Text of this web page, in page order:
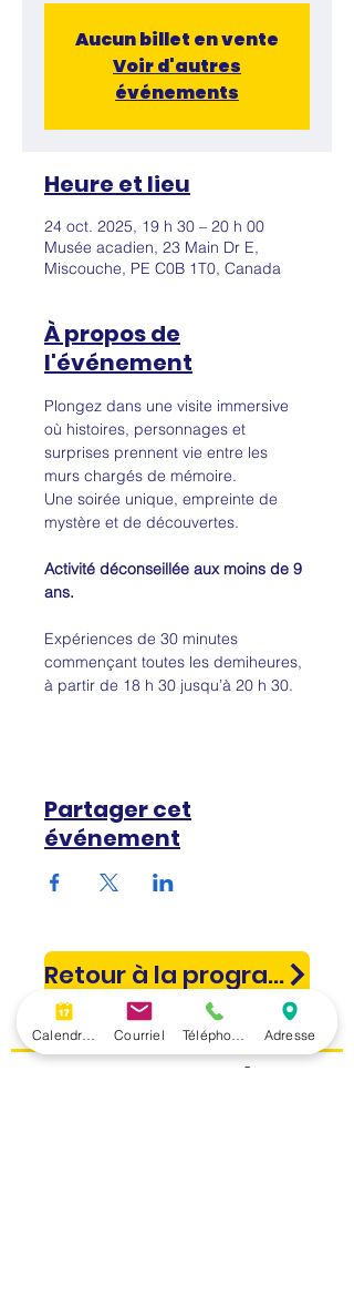
Aucun billet en vente
Voir d'autres
événements
Heure et lieu
24 oct. 2025, 19 h 30 – 20 h 00
Musée acadien, 23 Main Dr E,
Miscouche, PE C0B 1T0, Canada
À propos de
l'événement
Plongez dans une visite immersive
où histoires, personnages et
surprises prennent vie entre les
murs chargés de mémoire.
Une soirée unique, empreinte de
mystère et de découvertes.
Activité déconseillée aux moins de 9
ans.
Expériences de 30 minutes
commençant toutes les demiheures,
à partir de 18 h 30 jusqu’à 20 h 30.
Partager cet
événement
Retour à la programmation
Restez informé!
Courriel Adresse